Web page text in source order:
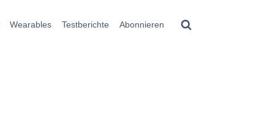
Wearables Testberichte Abonnieren